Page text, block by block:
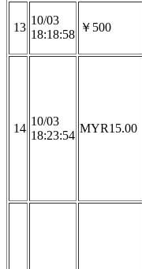
13
10/03
18:18:58
￥500
14
10/03
18:23:54
MYR15.00